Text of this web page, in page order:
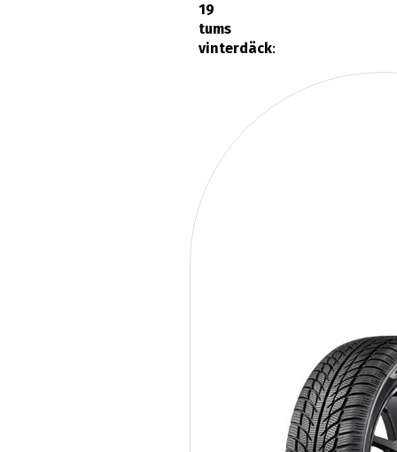
19
tums
vinterdäck: